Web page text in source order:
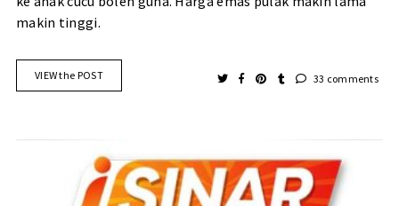
makin tinggi.
VIEW the POST 33 comments